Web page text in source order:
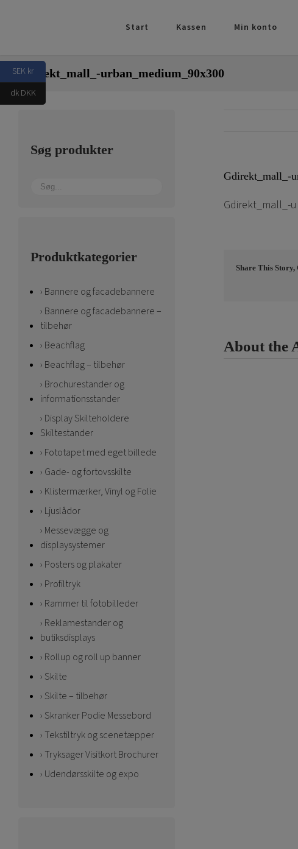
Start Kassen Min konto
Gdirekt_mall_-urban_medium_90x300
Gdirekt_mall_-
Gdirekt_mall_-
Share This
About the
Søg produkter
Produktkategorier
Bannere og facadebannere
Bannere og facadebannere –
tilbehør
Beachflag
Beachflag – tilbehør
Brochurestander og
informationsstander
Display Skilteholdere
Skiltestander
Fototapet med eget billede
Gade- og fortovsskilte
Klistermærker, Vinyl og Folie
Ljuslådor
Messevægge og
displaysystemer
Posters og plakater
Profiltryk
Rammer til fotobilleder
Reklamestander og
butiksdisplays
Rollup og roll up banner
Skilte
Skilte – tilbehør
Skranker Podie Messebord
Tekstiltryk og scenetæpper
Tryksager Visitkort Brochurer
Udendørsskilte og expo
SEK kr
dk DKK